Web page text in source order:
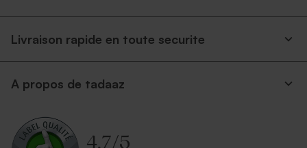
Livraison rapide en toute securite
A propos de tadaaz
4.7/5